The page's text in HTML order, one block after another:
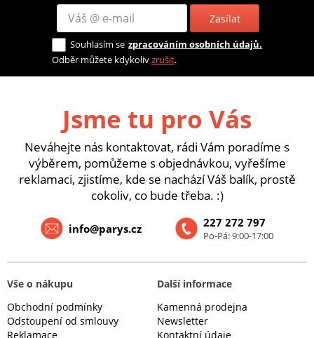
Zasílat
Souhlasím se zpracováním osobních údajů.
Odběr můžete kdykolivzrušit.
Jsme tu pro Vás
Neváhejte nás kontaktovat, rádi Vám poradíme s
výběrem, pomůžeme s objednávkou, vyřešíme
reklamaci, zjistíme, kde se nachází Váš balík, prostě
cokoliv, co bude třeba. :)
227 272 797
Po-Pá: 9:00-17:00
info@parys.cz
Vše o nákupu
Obchodní podmínky
Odstoupení od smlouvy
Reklamace
Další informace
Kamenná prodejna
Newsletter
Kontaktní údaje